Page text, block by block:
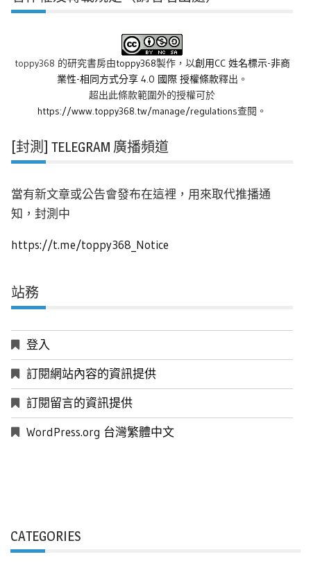
toppy368 的研究書房由toppy368製作，以創用CC 姓名標示-非商
業性-相同方式分享 4.0 國際 授權條款釋出。
超出此條款範圍外的授權可於
https://www.toppy368.tw/manage/regulations查閱。
[封測] TELEGRAM 廣播頻道
當有新文章或公告會發布在這裡，用來取代推播通
知，封測中
https://t.me/toppy368_Notice
站務
登入
訂閱網站內容的資訊提供
訂閱留言的資訊提供
WordPress.org 台灣繁體中文
CATEGORIES